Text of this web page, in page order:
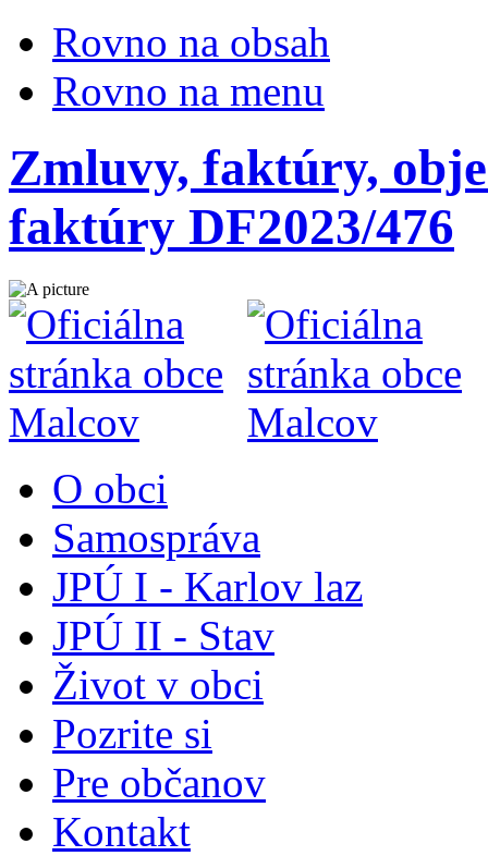
Rovno na obsah
Rovno na menu
Zmluvy, faktúry,
faktúry DF2023/476
O obci
Samospráva
JPÚ I - Karlov laz
JPÚ II - Stav
Život v obci
Pozrite si
Pre občanov
Kontakt